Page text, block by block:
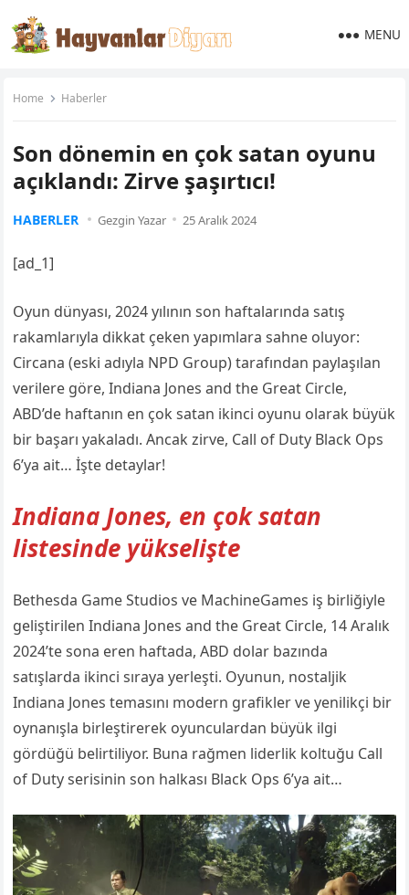
MENU
Home Haberler
Son dönemin en çok satan oyunu
açıklandı: Zirve şaşırtıcı!
HABERLER Gezgin Yazar 25 Aralık 2024
[ad_1]
Oyun dünyası, 2024 yılının son haftalarında satış
rakamlarıyla dikkat çeken yapımlara sahne oluyor:
Circana (eski adıyla NPD Group) tarafından paylaşılan
verilere göre, Indiana Jones and the Great Circle,
ABD’de haftanın en çok satan ikinci oyunu olarak büyük
bir başarı yakaladı. Ancak zirve, Call of Duty Black Ops
6’ya ait… İşte detaylar!
Indiana Jones, en çok satan
listesinde yükselişte
Bethesda Game Studios ve MachineGames iş birliğiyle
geliştirilen Indiana Jones and the Great Circle, 14 Aralık
2024’te sona eren haftada, ABD dolar bazında
satışlarda ikinci sıraya yerleşti. Oyunun, nostaljik
Indiana Jones temasını modern grafikler ve yenilikçi bir
oynanışla birleştirerek oyunculardan büyük ilgi
gördüğü belirtiliyor. Buna rağmen liderlik koltuğu Call
of Duty serisinin son halkası Black Ops 6’ya ait…